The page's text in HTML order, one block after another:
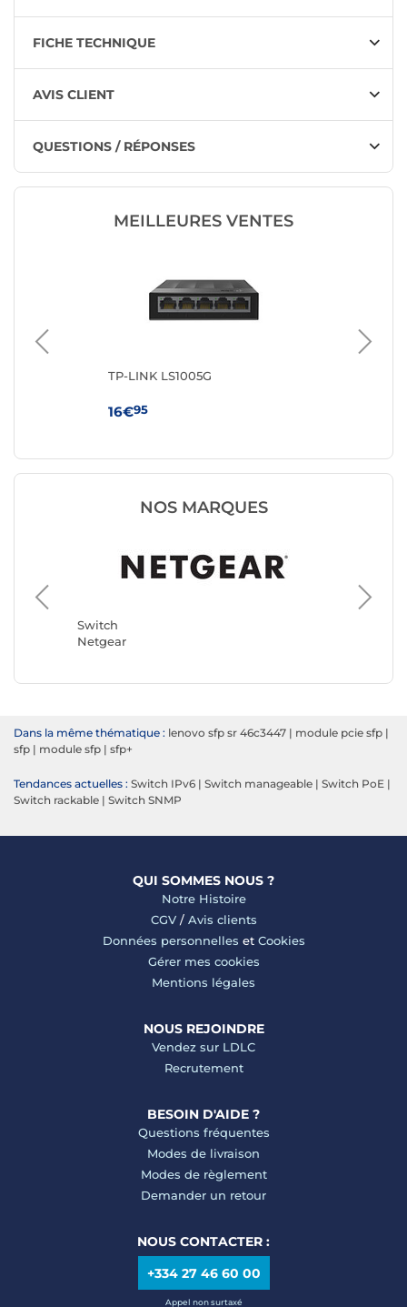
FICHE TECHNIQUE
AVIS CLIENT
QUESTIONS / RÉPONSES
MEILLEURES VENTES
TP-LINK LS1005G
16€95
NOS MARQUES
Switch
Netgear
Switch
TP-LINK
Dans la même thématique : lenovo sfp sr 46c3447 | module pcie sfp |
sfp | module sfp | sfp+
Tendances actuelles : Switch IPv6 | Switch manageable | Switch PoE |
Switch rackable | Switch SNMP
QUI SOMMES NOUS ?
Notre Histoire
CGV/ Avis clients
Données personnelles et Cookies
Gérer mes cookies
Mentions légales
NOUS REJOINDRE
Vendez sur LDLC
Recrutement
BESOIN D'AIDE ?
Questions fréquentes
Modes de livraison
Modes de règlement
Demander un retour
NOUS CONTACTER :
+334 27 46 60 00
Appel non surtaxé